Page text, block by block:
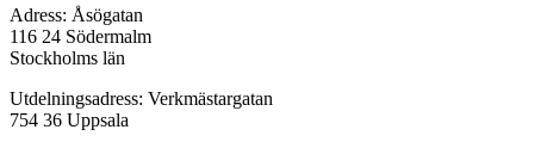
Adress: Åsögatan
116 24 Södermalm
Stockholms län
Utdelningsadress: Verkmästargatan
754 36 Uppsala